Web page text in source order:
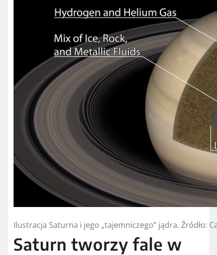
Ilustracja Saturna i jego „tajemniczego” jądra. Źródło:
Saturn tworzy fale w